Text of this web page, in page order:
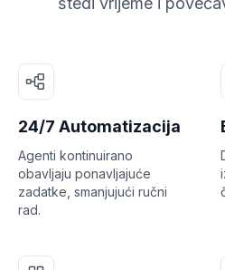
24/7 Automatizacija
Agenti kontinuirano
obavljaju ponavljajuće
zadatke, smanjujući ručni
rad.